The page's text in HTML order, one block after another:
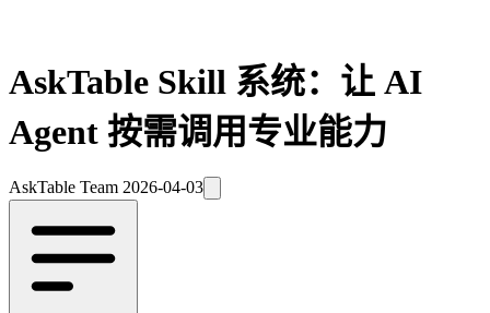
AskTable Skill 系统：让 AI
Agent 按需调用专业能力
AskTable Team 2026-04-03